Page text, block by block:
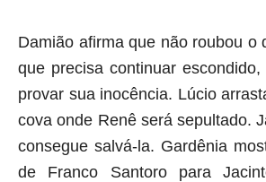
Damião afirma que não roubou o
que precisa continuar
provar sua inocência. Lúcio
cova onde Renê será sepultado.
consegue salvá-la. Gardênia
de Franco Santoro para